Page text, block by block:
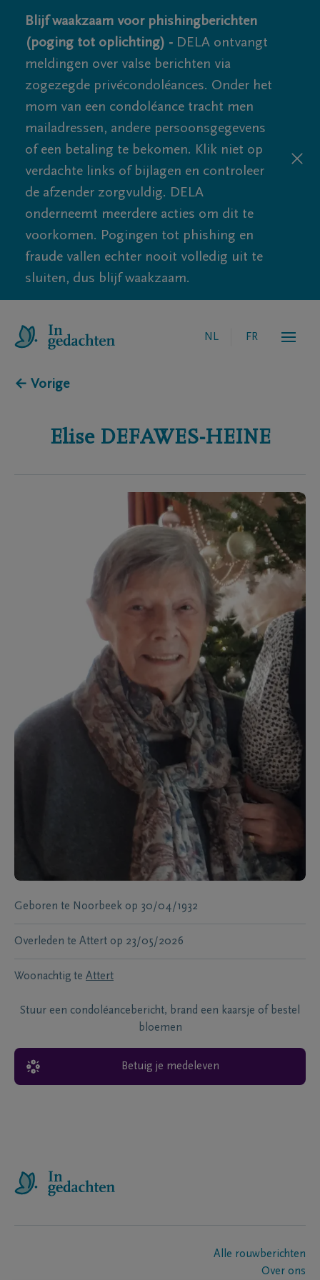
Blijf waakzaam voor phishingberichten
(poging tot oplichting) - DELA ontvangt
meldingen over valse berichten via
zogezegde privécondoléances. Onder het
mom van een condoléance tracht men
mailadressen, andere persoonsgegevens
of een betaling te bekomen. Klik niet op
verdachte links of bijlagen en controleer
de afzender zorgvuldig. DELA
onderneemt meerdere acties om dit te
voorkomen. Pogingen tot phishing en
fraude vallen echter nooit volledig uit te
sluiten, dus blijf waakzaam.
NL FR
← Vorige
Elise DEFAWES-HEINE
Geboren te Noorbeek op 30/04/1932
Overleden te Attert op 23/05/2026
Woonachtig te Attert
Stuur een condoléancebericht, brand een kaarsje of bestel
bloemen
Betuig je medeleven
Alle rouwberichten
Over ons